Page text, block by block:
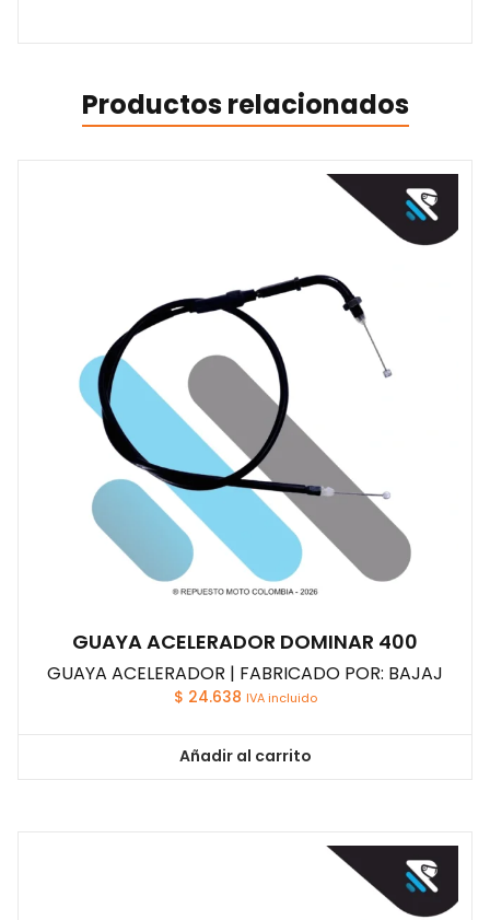
Productos relacionados
GUAYA ACELERADOR DOMINAR 400
GUAYA ACELERADOR | FABRICADO POR: BAJAJ
$ 24.638 IVA incluido
Añadir al carrito